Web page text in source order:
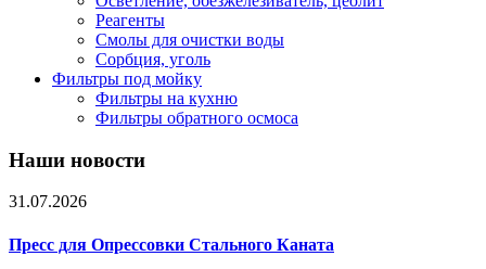
Реагенты
Смолы для очистки воды
Сорбция, уголь
Фильтры под мойку
Фильтры на кухню
Фильтры обратного осмоса
Наши новости
31.07.2026
Пресс для Опрессовки Стального Каната